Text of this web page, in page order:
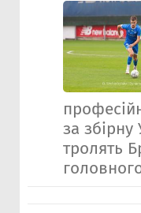
за збірну
тролять